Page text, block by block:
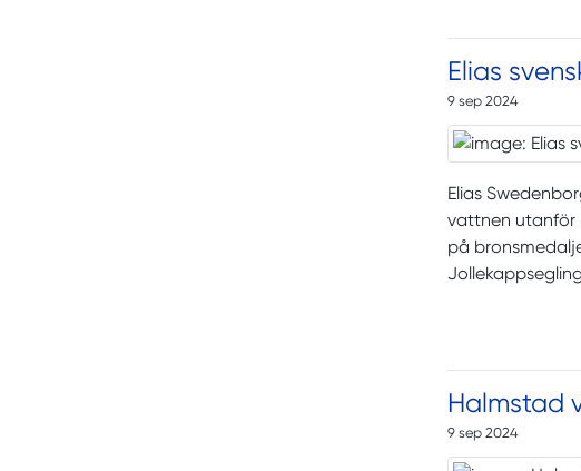
Elias
9 sep 2024
Elias
vattnen utanför
på
Halmstad
9 sep 2024